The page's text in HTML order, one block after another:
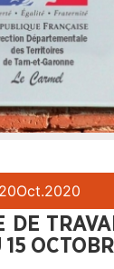
20Oct.2020
DE
15